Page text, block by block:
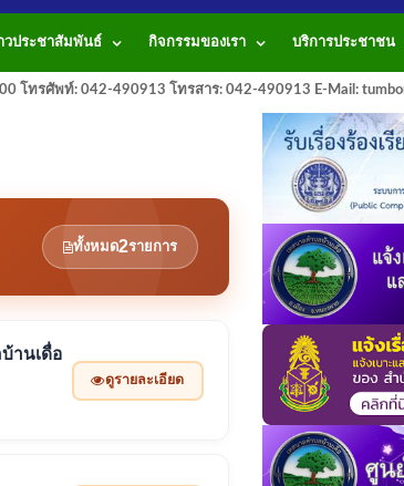
วประชาสัมพันธ์ กิจกรรมของเรา บริการประชาชน
โทรศัพท์: 042-490913 โทรสาร: 042-490913 E-Mail:
ทั้งหมด2รายการ
านเดื่อ
ดูรายละเอียด